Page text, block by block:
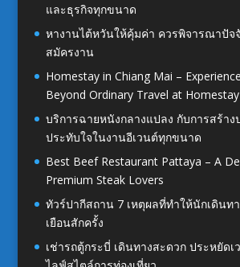
และธุรกิจทุกขนาด
หางานไต้หวันให้คุ้มค่า ควรพิจารณาปัจ
สมัครงาน
Homestay in Chiang Mai –
Beyond Ordinary Travel at Homestay
บริการฉายหนังกลางแปลง กับการสร้า
ประทับใจในงานอีเวนต์ทุกขนาด
Best Beef Restaurant Pattaya – A
Premium Steak Lovers
ทัวร์ปากีสถาน 7 เหตุผลที่ทำให้นักเดินท
เยือนสักครั้ง
เช่ารถตู้กระบี่ เดินทางสะดวก ประหยัด